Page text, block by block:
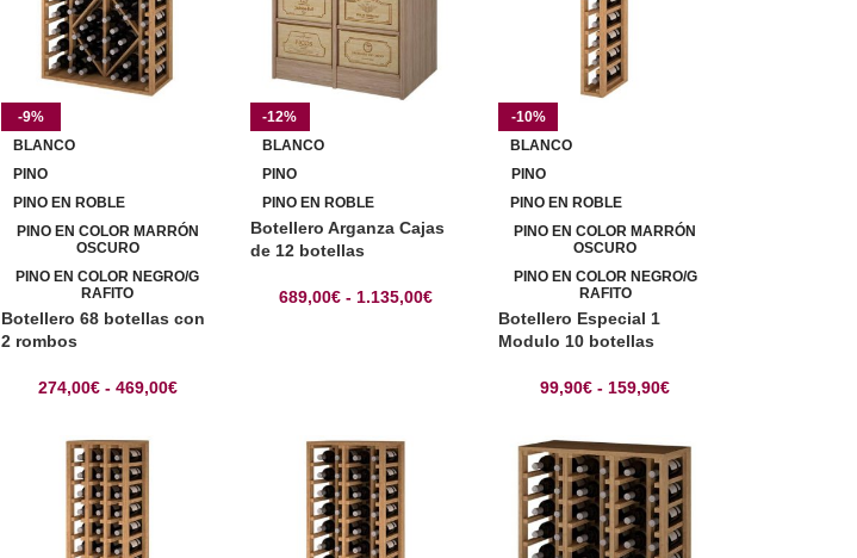
-9%
BLANCO
PINO
PINO EN ROBLE
PINO EN COLOR MARRÓN
OSCURO
PINO EN COLOR NEGRO/G
RAFITO
Botellero 68 botellas con
2 rombos
274,00€ - 469,00€
-12%
BLANCO
PINO
PINO EN ROBLE
Botellero Arganza Cajas
de 12 botellas
689,00€ - 1.135,00€
-10%
BLANCO
PINO
PINO EN ROBLE
PINO EN COLOR MARRÓN
OSCURO
PINO EN COLOR NEGRO/G
RAFITO
Botellero Especial 1
Modulo 10 botellas
99,90€ - 159,90€